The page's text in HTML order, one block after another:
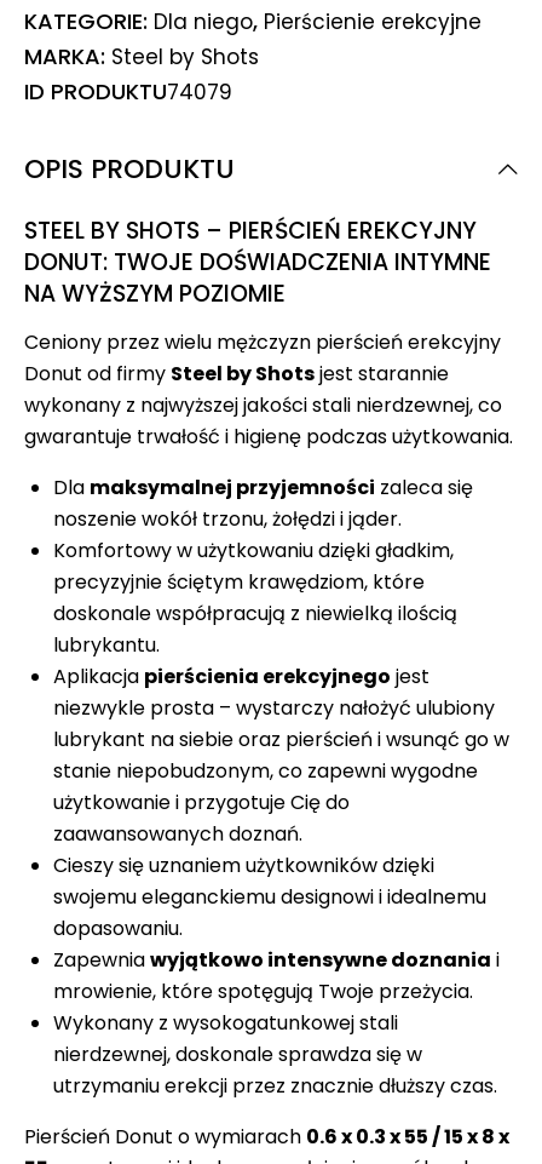
KATEGORIE: Dla niego, Pierścienie erekcyjne
MARKA: Steel by Shots
ID PRODUKTU74079
OPIS PRODUKTU
STEEL BY SHOTS – PIERŚCIEŃ EREKCYJNY
DONUT: TWOJE DOŚWIADCZENIA INTYMNE
NA WYŻSZYM POZIOMIE
Ceniony przez wielu mężczyzn pierścień erekcyjny
Donut od firmy Steel by Shotsjest starannie
wykonany z najwyższej jakości stali nierdzewnej, co
gwarantuje trwałość i higienę podczas użytkowania.
Dla maksymalnej przyjemności zaleca się
noszenie wokół trzonu, żołędzi i jąder.
Komfortowy w użytkowaniu dzięki gładkim,
precyzyjnie ściętym krawędziom, które
doskonale współpracują z niewielką ilością
lubrykantu.
Aplikacja pierścienia erekcyjnego jest
niezwykle prosta – wystarczy nałożyć ulubiony
lubrykant na siebie oraz pierścień i wsunąć go w
stanie niepobudzonym, co zapewni wygodne
użytkowanie i przygotuje Cię do
zaawansowanych doznań.
Cieszy się uznaniem użytkowników dzięki
swojemu eleganckiemu designowi i idealnemu
dopasowaniu.
Zapewniawyjątkowo intensywne doznania i
mrowienie, które spotęgują Twoje przeżycia.
Wykonany z wysokogatunkowej stali
nierdzewnej, doskonale sprawdza się w
utrzymaniu erekcji przez znacznie dłuższy czas.
Pierścień Donut o wymiarach 0.6 x 0.3 x 55 / 15 x 8 x